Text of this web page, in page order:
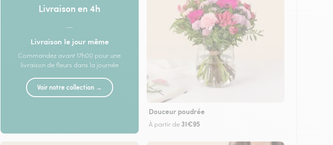
Livraison en 4h
—
Livraison le jour même
Commandez avant 17h00 pour une
livraison de fleurs dans la journée
Voir notre collection →
Douceur poudrée
À partir de 31€95